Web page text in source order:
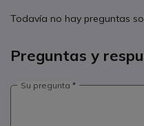
Todavía no hay preguntas
Preguntas y
Su pregunta